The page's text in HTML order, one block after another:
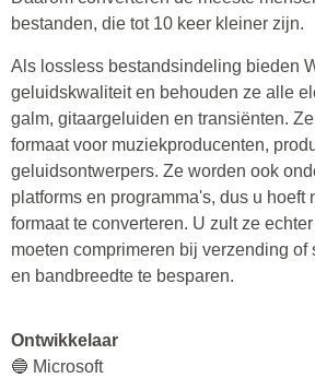
bestanden, die tot 10 keer kleiner zijn.
Als lossless bestandsindeling bieden
geluidskwaliteit en behouden ze alle
galm, gitaargeluiden en transiënten.
formaat voor muziekproducenten,
geluidsontwerpers. Ze worden ook
platforms en programma's, dus u hoeft
formaat te converteren. U zult ze
moeten comprimeren bij verzending of
en bandbreedte te besparen.
Ontwikkelaar
🔵 Microsoft